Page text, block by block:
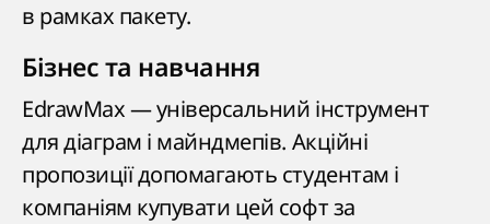
в рамках пакету.
Бізнес та навчання
EdrawMax — універсальний інструмент
для діаграм і майндмепів. Акційні
пропозиції допомагають студентам і
компаніям купувати цей софт за